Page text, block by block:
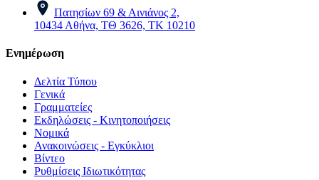
Πατησίων 69 & Αινιάνος 2,
10434 Αθήνα, ΤΘ 3626, ΤΚ 10210
Ενημέρωση
Δελτία Τύπου
Γενικά
Γραμματείες
Εκδηλώσεις - Κινητοποιήσεις
Νομικά
Ανακοινώσεις - Εγκύκλιοι
Βίντεο
Ρυθμίσεις Ιδιωτικότητας